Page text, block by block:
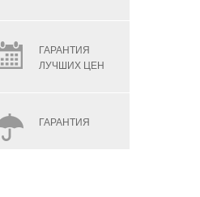
ГАРАНТИЯ
ЛУЧШИХ ЦЕН
ГАРАНТИЯ